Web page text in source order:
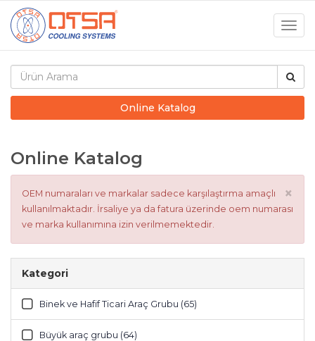
Online Katalog
Online Katalog
×
OEM numaraları ve markalar sadece karşılaştırma amaçlı
kullanılmaktadır. İrsaliye ya da fatura üzerinde oem numarası
ve marka kullanımına izin verilmemektedir.
Kategori
Binek ve Hafif Ticari Araç Grubu (65)
Büyük araç grubu (64)